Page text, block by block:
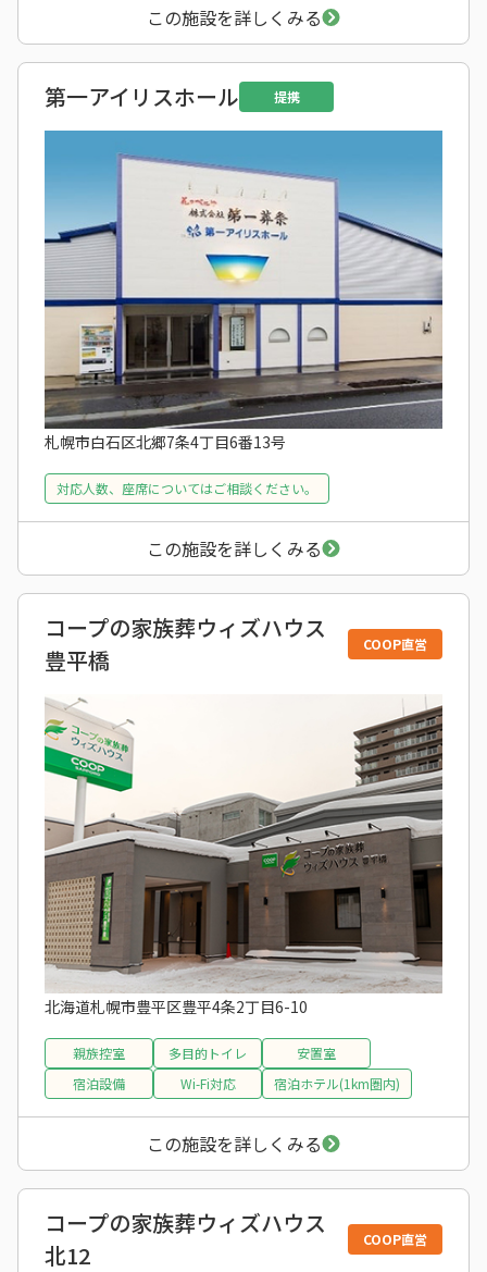
この施設を詳しくみる
第一アイリスホール 提携
札幌市白石区北郷7条4丁目6番13号
対応人数、座席についてはご相談ください。
この施設を詳しくみる
コープの家族葬ウィズハウス
豊平橋
COOP直営
北海道札幌市豊平区豊平4条2丁目6-10
親族控室 多目的トイレ
安置室
宿泊設備
Wi-Fi対応 宿泊ホテル(1km圏内)
この施設を詳しくみる
コープの家族葬ウィズハウス
北12
COOP直営